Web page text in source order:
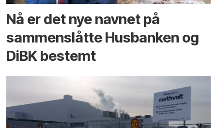
Nå er det nye navnet på
sammenslåtte Husbanken og
DiBK bestemt